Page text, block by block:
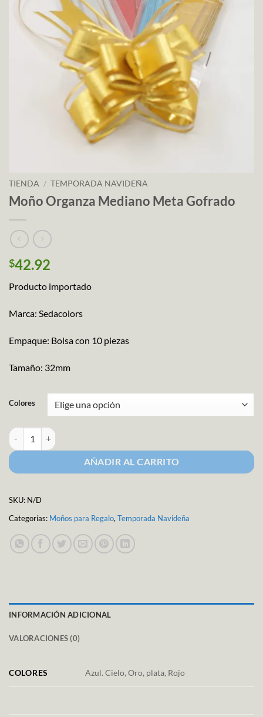
TIENDA / TEMPORADA NAVIDEÑA
Moño Organza Mediano Meta Gofrado
$42.92
Producto importado
Marca: Sedacolors
Empaque: Bolsa con 10 piezas
Tamaño: 32mm
Colores
Moño Organza Mediano Meta Gofrado cantidad
AÑADIR AL CARRITO
SKU: N/D
Categorías: Moños para Regalo, Temporada Navideña
INFORMACIÓN ADICIONAL
VALORACIONES (0)
COLORES Azul. Cielo, Oro, plata, Rojo